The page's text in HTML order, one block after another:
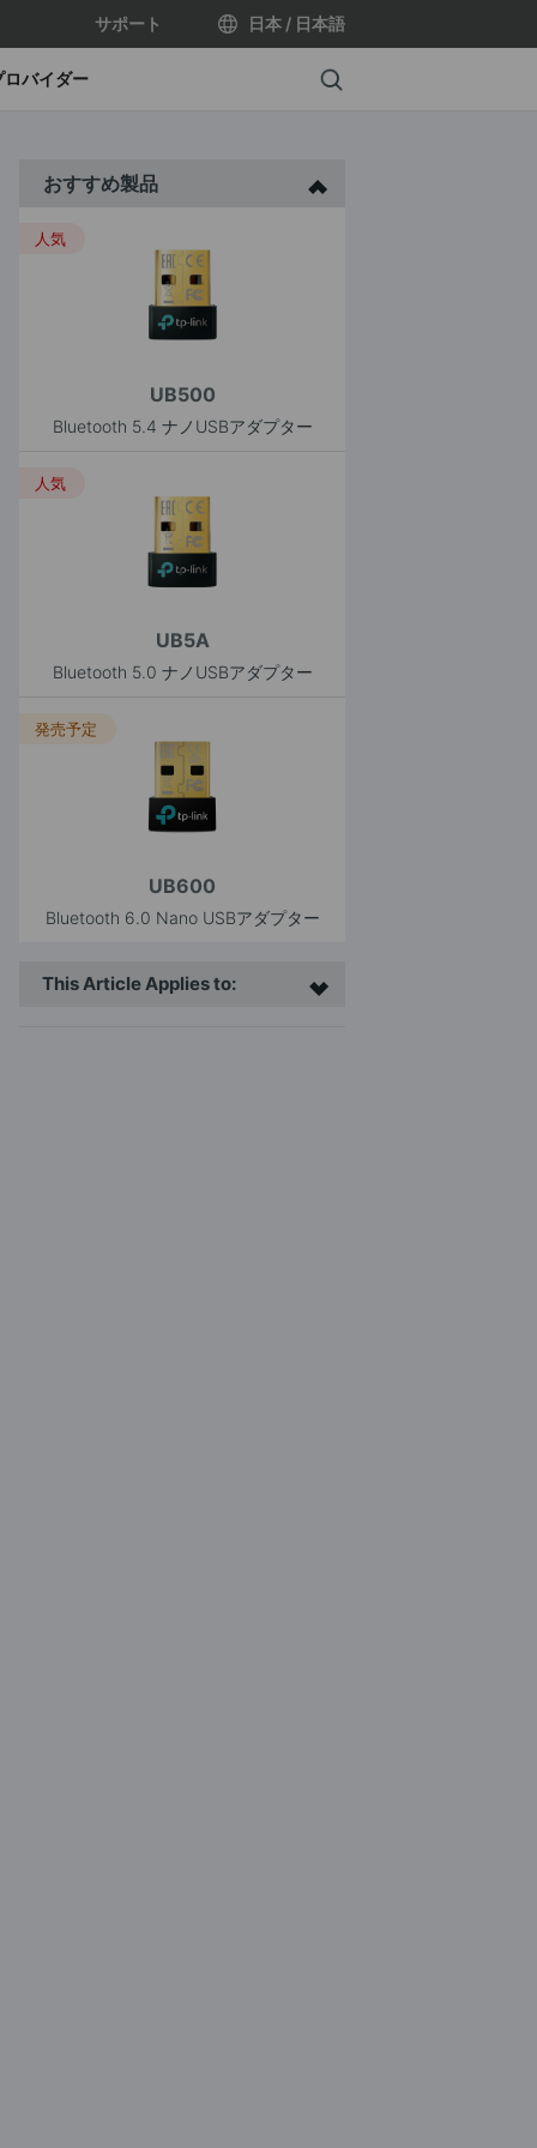
サポート 日本 / 日本語
バイダー Search
おすすめ製品
UB500
Bluetooth 5.4 ナノUSBアダプター
人気
UB5A
Bluetooth 5.0 ナノUSBアダプター
人気
UB600
Bluetooth 6.0 Nano USBアダプター
発売予定
This Article Applies to: